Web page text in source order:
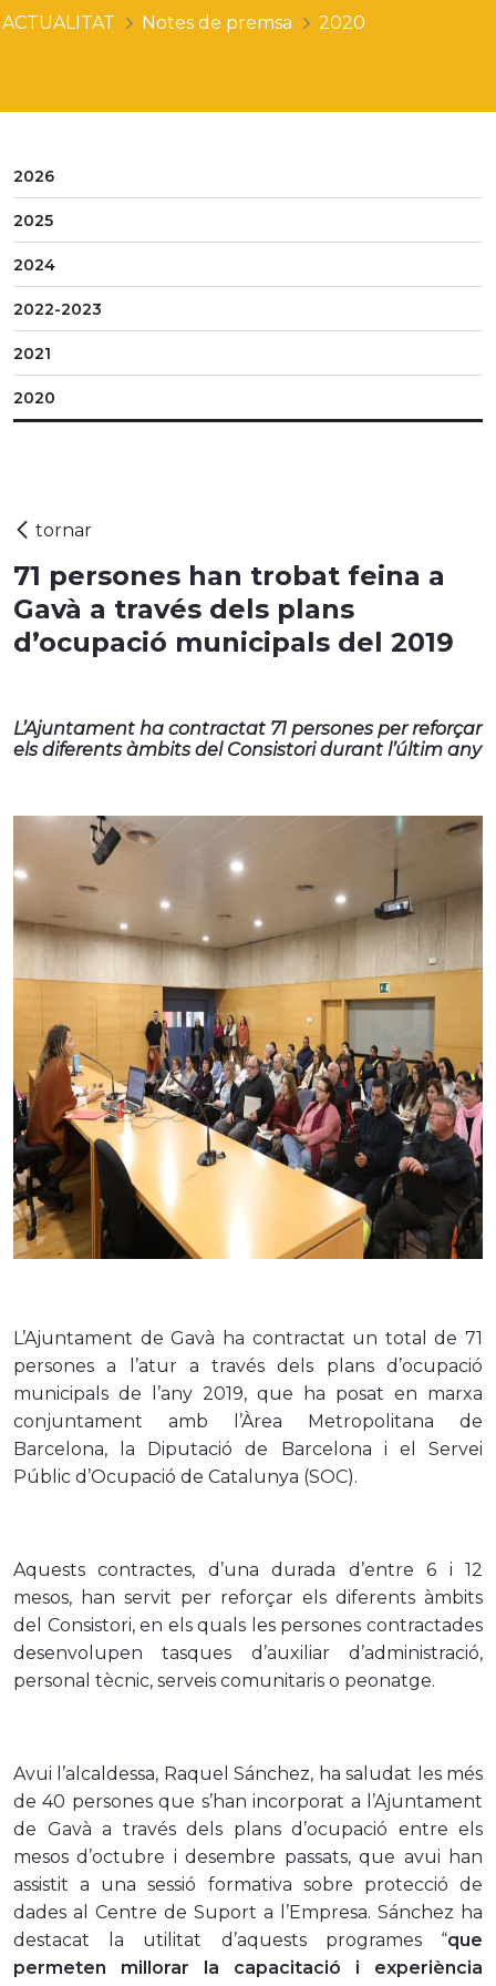
ACTUALITAT Notes de premsa 2020
2026
2025
2024
2022-2023
2021
2020
71 persones han trobat feina a
Gavà a través dels plans
d’ocupació municipals del 2019
L’Ajuntament ha contractat 71 persones per reforçar
els diferents àmbits del Consistori durant l’últim any
L’Ajuntament de Gavà ha contractat un total de 71
persones a l’atur a través dels plans d’ocupació
municipals de l’any 2019, que ha posat en marxa
conjuntament amb l’Àrea Metropolitana de
Barcelona, la Diputació de Barcelona i el Servei
Públic d’Ocupació de Catalunya (SOC).
Aquests contractes, d’una durada d’entre 6 i 12
mesos, han servit per reforçar els diferents àmbits
del Consistori, en els quals les persones contractades
desenvolupen tasques d’auxiliar d’administració,
personal tècnic, serveis comunitaris o peonatge.
Avui l’alcaldessa, Raquel Sánchez, ha saludat les més
de 40 persones que s’han incorporat a l’Ajuntament
de Gavà a través dels plans d’ocupació entre els
mesos d’octubre i desembre passats, que avui han
assistit a una sessió formativa sobre protecció de
dades al Centre de Suport a l’Empresa. Sánchez ha
destacat la utilitat d’aquests programes “que
permeten millorar la capacitació i experiència